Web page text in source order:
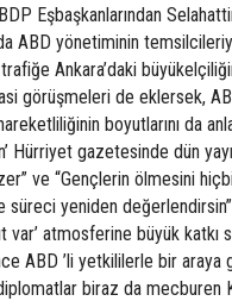
Eşbaşkanlarından
ABD yönetiminin
Ankara’daki
görüşmeleri de eklersek,
boyutlarını da
Hürriyet gazetesinde dün
ve “Gençlerin ölmesini
süreci yeniden
var’ atmosferine büyük katkı
ABD ’li yetkililerle bir araya
biraz da mecburen